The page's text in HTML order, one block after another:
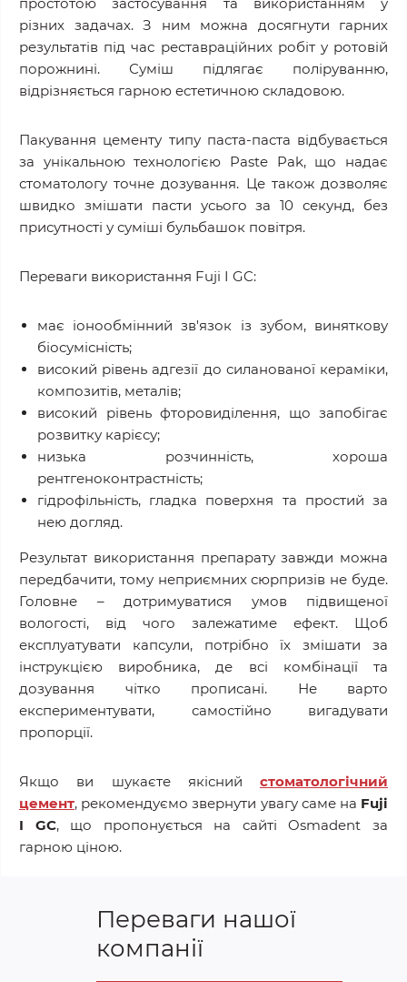
різних задачах. З ним можна досягнути гарних
результатів під час реставраційних робіт у ротовій
порожнині. Суміш підлягає поліруванню,
відрізняється гарною естетичною складовою.
Пакування цементу типу паста-паста відбувається
за унікальною технологією Paste Pak, що надає
стоматологу точне дозування. Це також дозволяє
швидко змішати пасти усього за 10 секунд, без
присутності у суміші бульбашок повітря.
Переваги використання Fuji I GC:
має іонообмінний зв'язок із зубом, виняткову
біосумісність;
високий рівень адгезії до силанованої кераміки,
композитів, металів;
високий рівень фторовиділення, що запобігає
розвитку карієсу;
низька розчинність, хороша
рентгеноконтрастність;
гідрофільність, гладка поверхня та простий за
нею догляд.
Результат використання препарату завжди можна
передбачити, тому неприємних сюрпризів не буде.
Головне – дотримуватися умов підвищеної
вологості, від чого залежатиме ефект. Щоб
експлуатувати капсули, потрібно їх змішати за
інструкцією виробника, де всі комбінації та
дозування чітко прописані. Не варто
експериментувати, самостійно вигадувати
пропорції.
Якщо ви шукаєте якісний стоматологічний
цемент, рекомендуємо звернути увагу саме на Fuji
I GC, що пропонується на сайті Osmadent за
гарною ціною.
Переваги нашої
компанії